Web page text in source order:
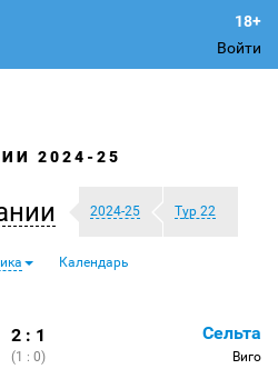
Войти
2024-25
2024-25 Тур 22
Календарь
2 : 1
(1 : 0)
Сельта
Виго